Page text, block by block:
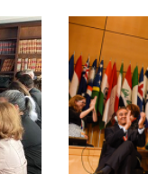
No
em vigor
assédio
2019.